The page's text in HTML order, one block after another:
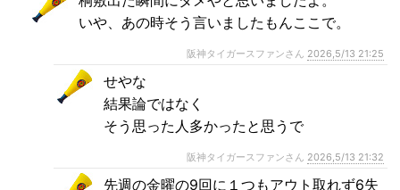
いや、あの時そう言いましたもんここで。
阪神タイガースファンさん 2026,5/13 21:25
せやな
結果論ではなく
そう思った人多かったと思うで
阪神タイガースファンさん 2026,5/13 21:32
先週の金曜の9回に１つもアウト取れず6失